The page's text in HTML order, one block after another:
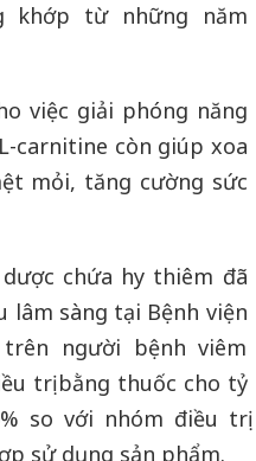
khớp từ những năm
việc giải phóng năng
carnitine còn giúp xoa
mỏi, tăng cường sức
chứa hy thiêm đã
lâm sàng tại Bệnh viện
người bệnh viêm
trị bằng thuốc cho tỷ
so với nhóm điều trị
sử dụng sản phẩm.